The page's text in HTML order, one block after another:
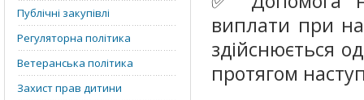
Публічні закупівлі
Регуляторна політика
Ветеранська політика
Захист прав дитини
виплати при
здійснюється
протягом